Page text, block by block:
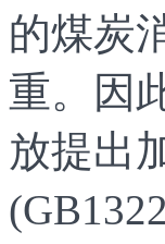
的煤炭
重。因
放提出